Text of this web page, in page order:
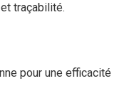
traçabilité.
pour une efficacité